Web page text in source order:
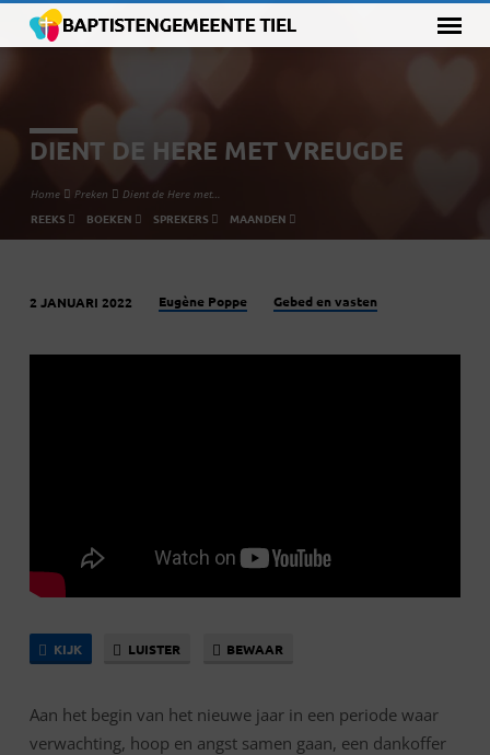
DIENT DE HERE MET VREUGDE
Home Preken Dient de Here met…
REEKS BOEKEN SPREKERS MAANDEN
DE
2 JANUARI 2022 Eugène Poppe Gebed en vasten
KIJK LUISTER BEWAAR
Aan het begin van het nieuwe jaar in een periode waar
verwachting, hoop en angst samen gaan, een dankoffer